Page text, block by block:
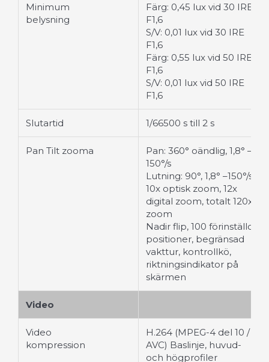
Minimum
belysning
Färg: 0,45 lux vid 30 IRE
F1,6
S/V: 0,01 lux vid 30 IRE
F1,6
Färg: 0,55 lux vid 50 IRE
F1,6
S/V: 0,01 lux vid 50 IRE
F1,6
Slutartid 1/66500 s till 2 s
Pan Tilt zooma
Pan: 360° oändlig, 1,8° –
150°/s
Lutning: 90°, 1,8° –150°/s
10x optisk zoom, 12x
digital zoom, totalt 120x
zoom
Nadir flip, 100 förinställda
positioner, begränsad
vakttur, kontrollkö,
riktningsindikator på
skärmen
Video
Video
kompression
H.264 (MPEG-4 del 10 /
AVC) Baslinje, huvud-
och högprofiler